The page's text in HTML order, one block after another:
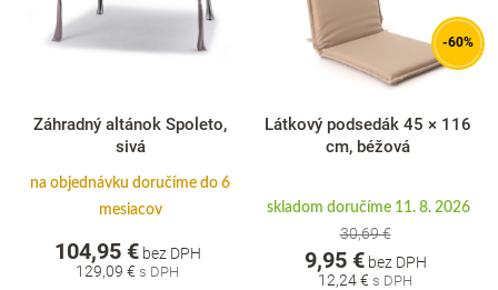
Záhradný altánok Spoleto,
sivá
na objednávku doručíme do 6
mesiacov
129,09 €
104,95 €bez DPH
-60%
Látkový podsedák 45 × 116
cm, béžová
skladom doručíme 11. 8. 2026
30,69 €
12,24 €
9,95 €bez DPH